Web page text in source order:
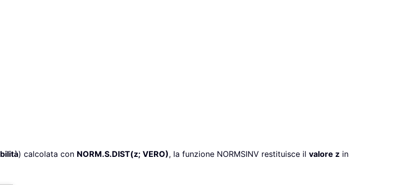
) calcolata con NORM.S.DIST(z; VERO), la funzione NORMSINV restituisce il valore z in